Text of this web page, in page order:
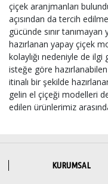
çiçek aranjmanları
açısından da tercih
gücünde sınır
hazırlanan yapay çiçek
kolaylığı nedeniyle de ilgi
isteğe göre hazırlanabilen
itinalı bir şekilde
gelin el çiçeği modelleri
edilen ürünlerimiz
KURUMSAL